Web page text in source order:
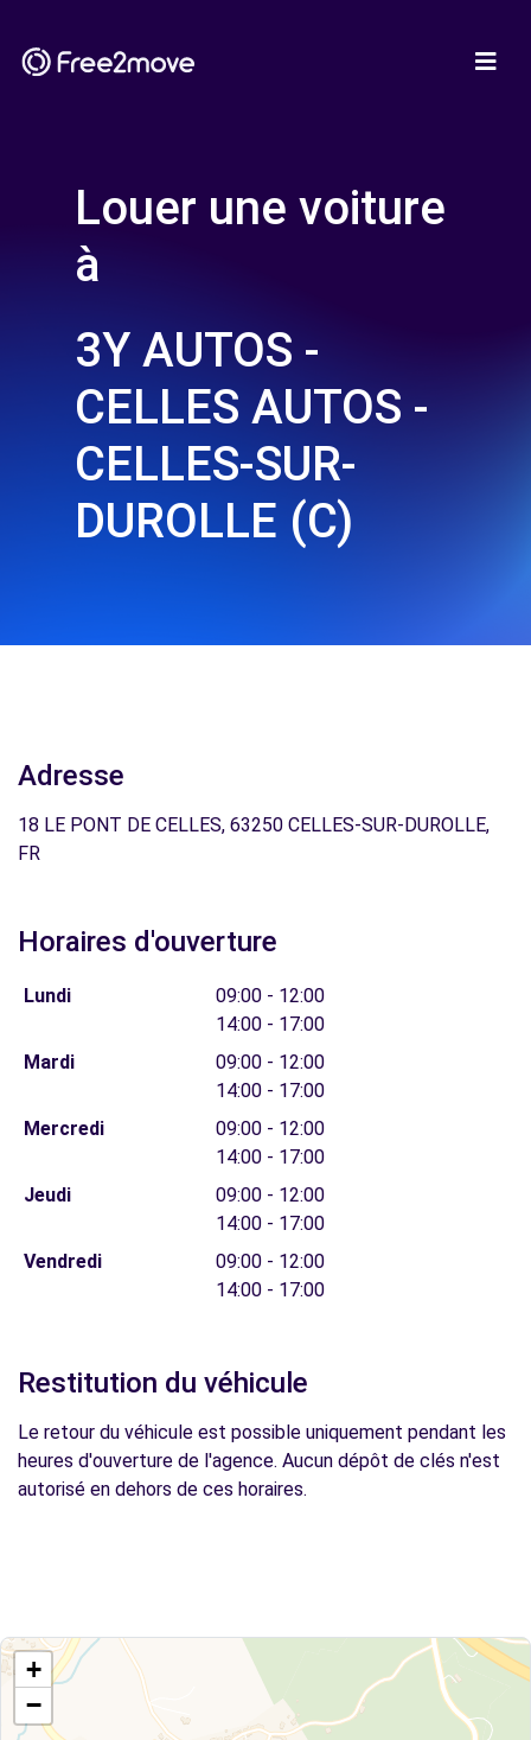
Louer une voiture
à
3Y AUTOS -
CELLES AUTOS -
CELLES-SUR-
DUROLLE (C)
Adresse
18 LE PONT DE CELLES, 63250 CELLES-SUR-DUROLLE,
FR
Horaires d'ouverture
Lundi
09:00 - 12:00
14:00 - 17:00
Mardi
09:00 - 12:00
14:00 - 17:00
Mercredi
09:00 - 12:00
14:00 - 17:00
Jeudi
09:00 - 12:00
14:00 - 17:00
Vendredi
09:00 - 12:00
14:00 - 17:00
Restitution du véhicule
Le retour du véhicule est possible uniquement pendant les
heures d'ouverture de l'agence. Aucun dépôt de clés n'est
autorisé en dehors de ces horaires.
+
−